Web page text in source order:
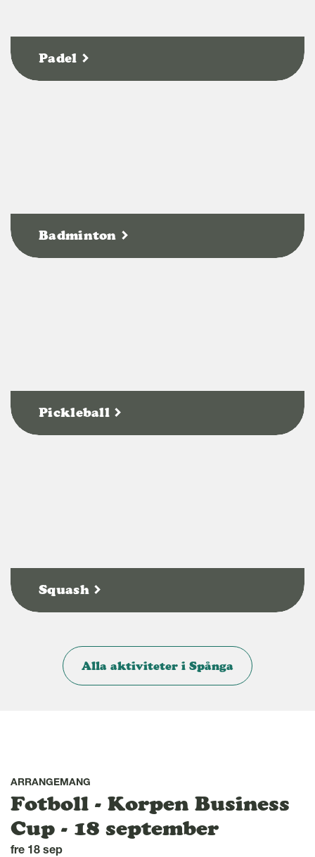
Padel
Badminton
Pickleball
Squash
Alla aktiviteter i Spånga
ARRANGEMANG
Fotboll - Korpen Business
Cup - 18 september
fre 18 sep